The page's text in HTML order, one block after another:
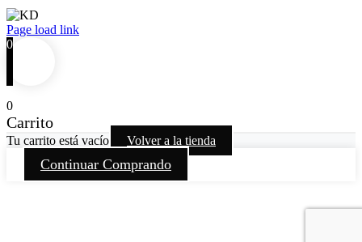
Facebook
Twitter
Instagram
Pinterest
Page load link
0
0
Carrito
Tu carrito está vacío Volver a la tienda
Continuar Comprando